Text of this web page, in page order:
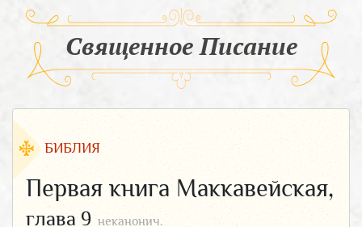
Священное Писание
БИБЛИЯ
Первая книга Маккавейская,
глава 9 неканонич.